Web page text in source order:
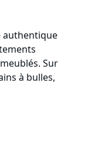
authentique
Sur
à bulles,